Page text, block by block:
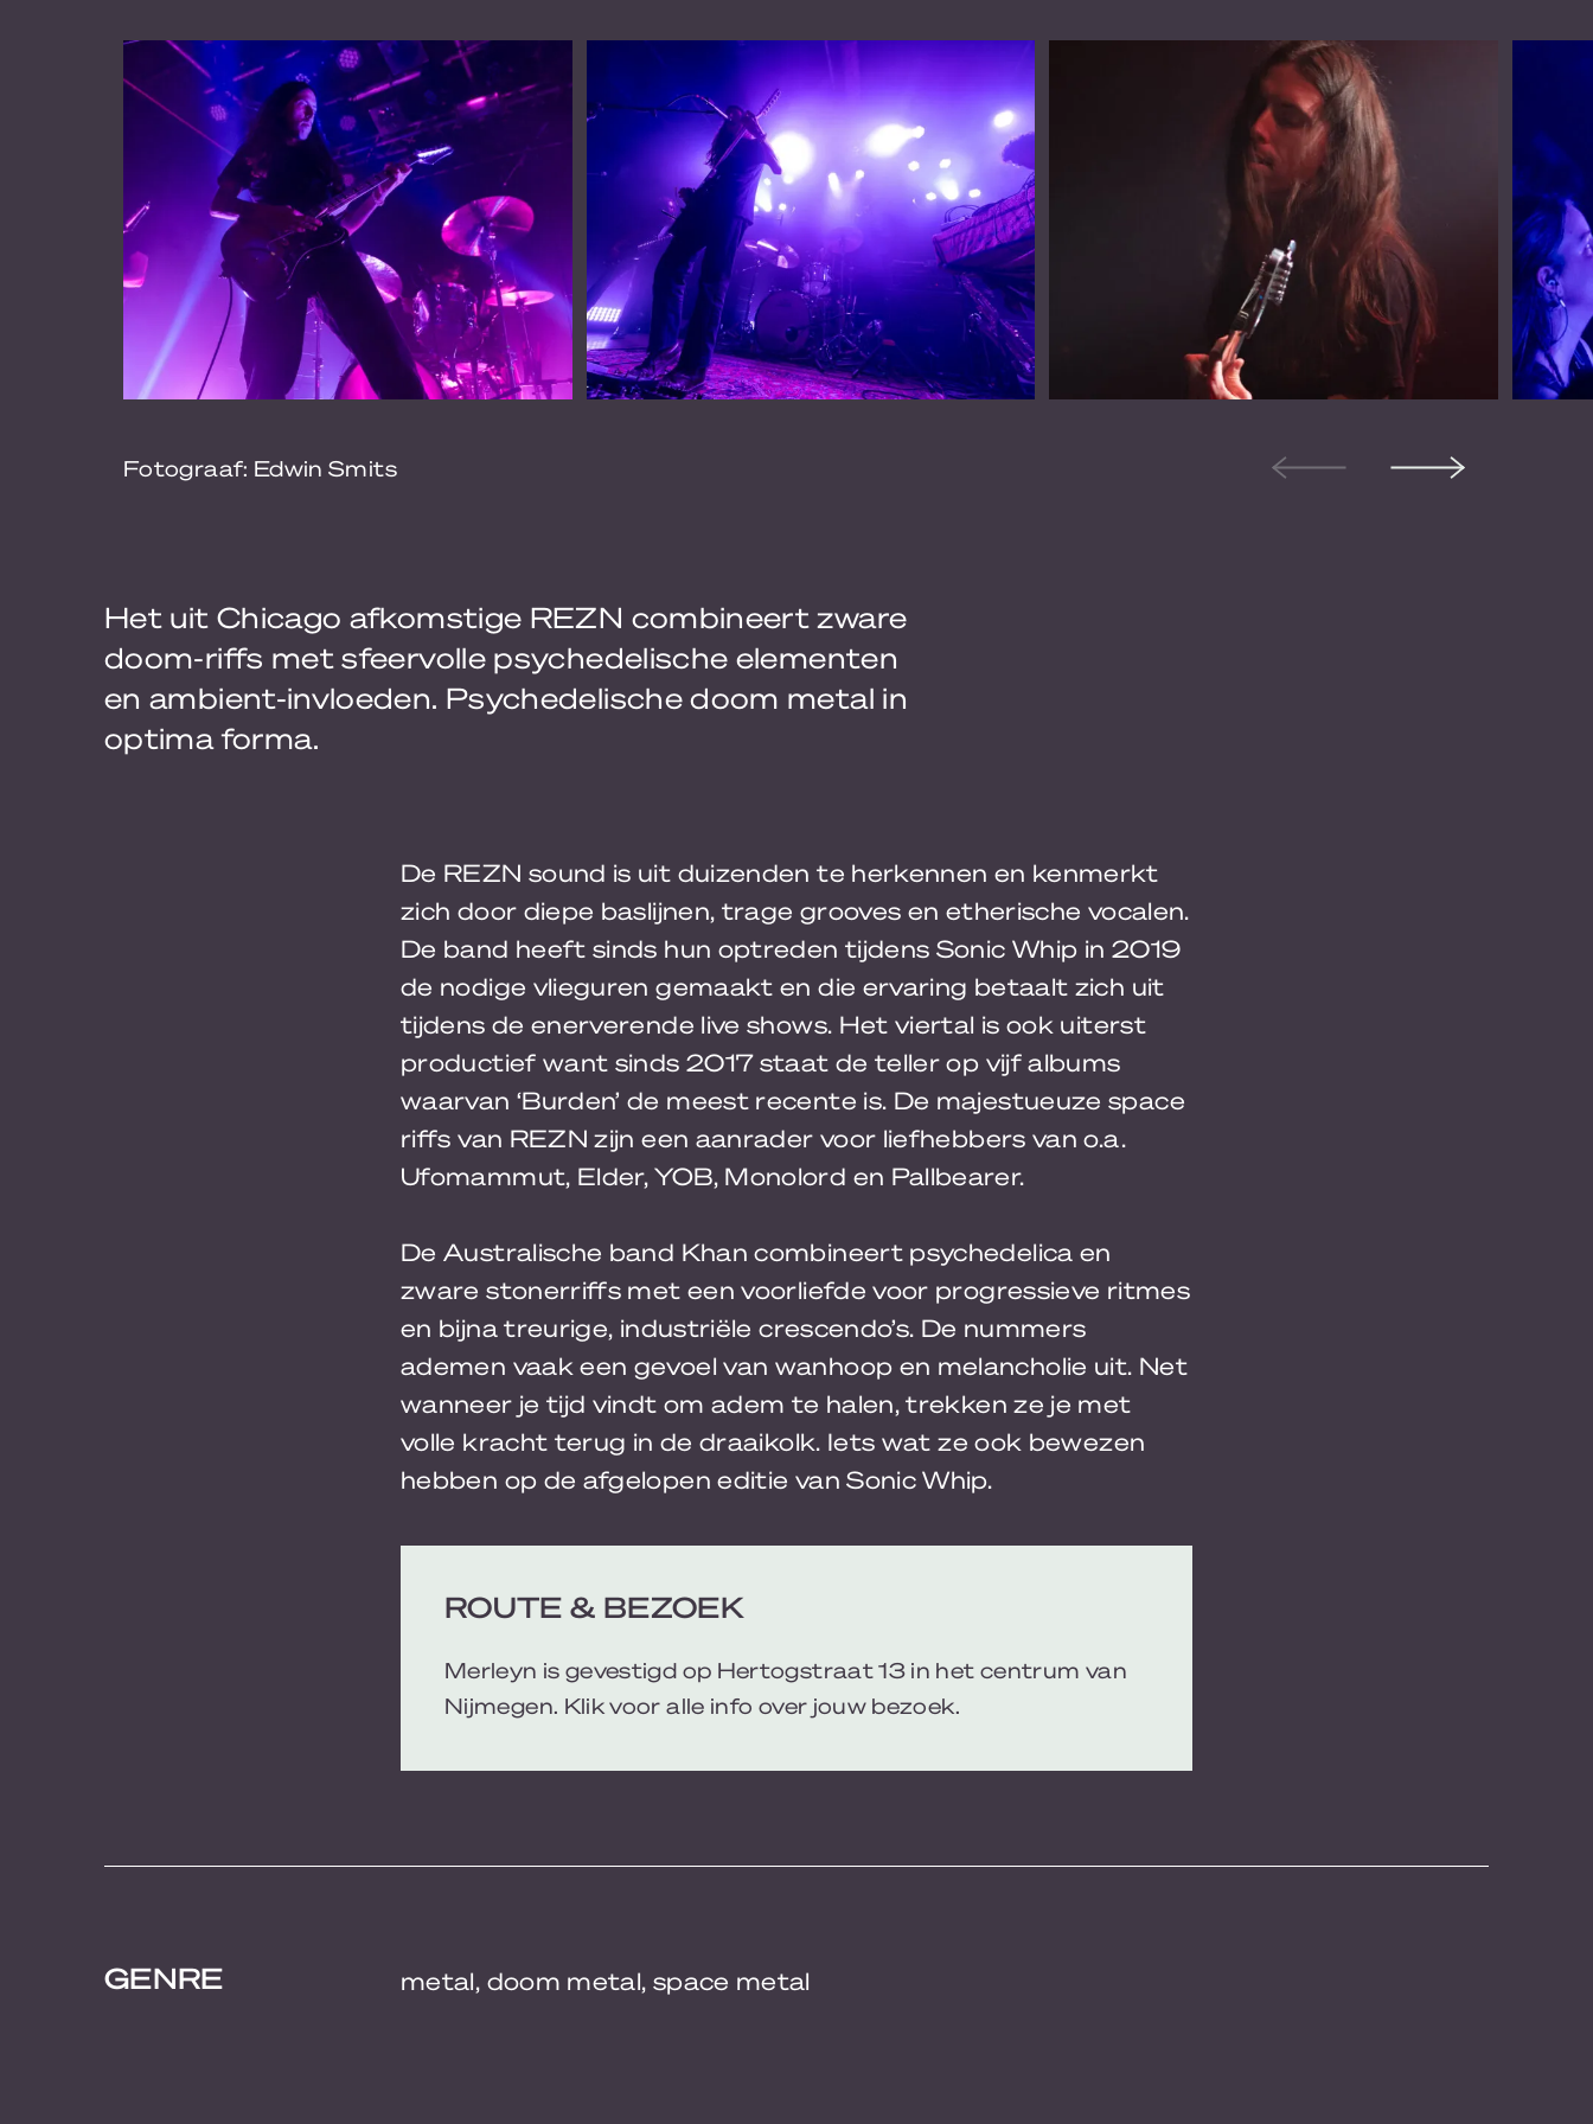
Fotograaf: Edwin Smits
Het uit Chicago afkomstige REZN combineert zware
doom-riffs met sfeervolle psychedelische elementen
en ambient-invloeden. Psychedelische doom metal in
optima forma.
De REZN sound is uit duizenden te herkennen en kenmerkt
zich door diepe baslijnen, trage grooves en etherische vocalen.
De band heeft sinds hun optreden tijdens Sonic Whip in 2019
de nodige vlieguren gemaakt en die ervaring betaalt zich uit
tijdens de enerverende live shows. Het viertal is ook uiterst
productief want sinds 2017 staat de teller op vijf albums
waarvan ‘Burden’ de meest recente is. De majestueuze space
riffs van REZN zijn een aanrader voor liefhebbers van o.a.
Ufomammut, Elder, YOB, Monolord en Pallbearer.
De Australische band Khan combineert psychedelica en
zware stonerriffs met een voorliefde voor progressieve ritmes
en bijna treurige, industriële crescendo’s. De nummers
ademen vaak een gevoel van wanhoop en melancholie uit. Net
wanneer je tijd vindt om adem te halen, trekken ze je met
volle kracht terug in de draaikolk. Iets wat ze ook bewezen
hebben op de afgelopen editie van Sonic Whip.
ROUTE & BEZOEK
Merleyn is gevestigd op Hertogstraat 13 in het centrum van
Nijmegen. Klik voor alle info over jouw bezoek.
GENRE metal, doom metal, space metal